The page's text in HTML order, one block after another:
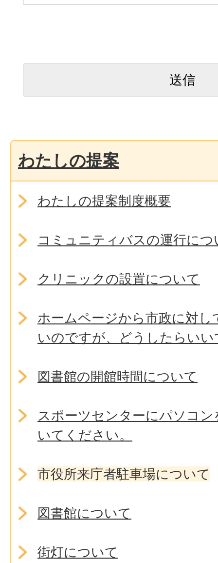
わたしの提案
わたしの提案制度概要
コミュニティバスの運行につ
クリニックの設置について
ホームページから市政に対し
いのですが、どうしたらいい
図書館の開館時間について
スポーツセンターにパソコ
いてください。
市役所来庁者駐車場について
図書館について
街灯について